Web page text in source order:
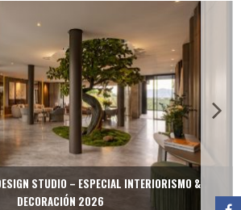
STUDIO – ESPECIAL INTERIORISMO &
DECORACIÓN 2026